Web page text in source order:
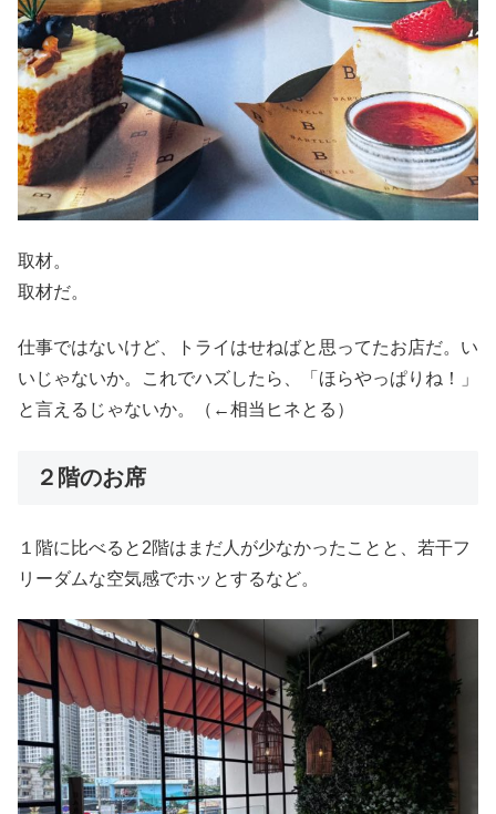
取材。
取材だ。
仕事ではないけど、トライはせねばと思ってたお店だ。い
いじゃないか。これでハズしたら、「ほらやっぱりね！」
と言えるじゃないか。（←相当ヒネとる）
２階のお席
１階に比べると2階はまだ人が少なかったことと、若干フ
リーダムな空気感でホッとするなど。